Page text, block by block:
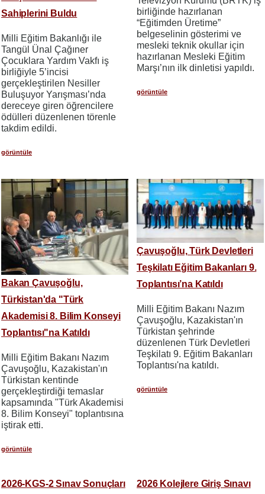
Sahiplerini Buldu
Milli Eğitim Bakanlığı ile
Tangül Ünal Çağıner
Çocuklara Yardım Vakfı iş
birliğiyle 5’incisi
gerçekleştirilen Nesiller
Buluşuyor Yarışması’nda
dereceye giren öğrencilere
ödülleri düzenlenen törenle
takdim edildi.
görüntüle
birliğinde hazırlanan
“Eğitimden Üretime”
belgeselinin gösterimi ve
mesleki teknik okullar için
hazırlanan Mesleki Eğitim
Marşı’nın ilk dinletisi yapıldı.
görüntüle
Bakan Çavuşoğlu,
Türkistan'da "Türk
Akademisi 8. Bilim Konseyi
Toplantısı"na Katıldı
Milli Eğitim Bakanı Nazım
Çavuşoğlu, Kazakistan'ın
Türkistan kentinde
gerçekleştirdiği temaslar
kapsamında "Türk Akademisi
8. Bilim Konseyi" toplantısına
iştirak etti.
görüntüle
Çavuşoğlu, Türk Devletleri
Teşkilatı Eğitim Bakanları 9.
Toplantısı’na Katıldı
Milli Eğitim Bakanı Nazım
Çavuşoğlu, Kazakistan'ın
Türkistan şehrinde
düzenlenen Türk Devletleri
Teşkilatı 9. Eğitim Bakanları
Toplantısı'na katıldı.
görüntüle
2026-KGS-2 Sınav Sonuçları
2026 Kolejlere Giriş Sınavı